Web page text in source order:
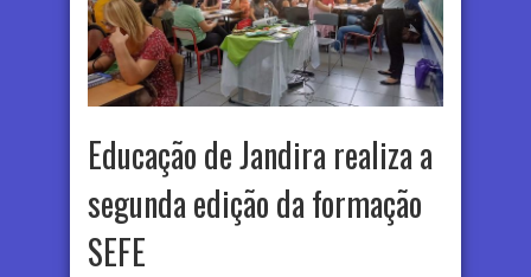
Educação de Jandira realiza a
segunda edição da formação
SEFE